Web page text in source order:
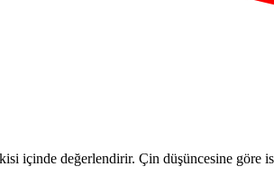
içinde değerlendirir. Çin düşüncesine